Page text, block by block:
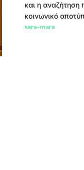
και η
κοινωνικό
sara-mara